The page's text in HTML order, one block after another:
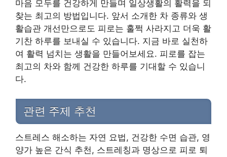
마음 모두를 건강하게 만들며 일상생활의 활력을 되
찾는 최고의 방법입니다. 앞서 소개한 차 종류와 생
활습관 개선만으로도 피로는 훌쩍 사라지고 더욱 활
기찬 하루를 보내실 수 있습니다. 지금 바로 실천하
여 활력 넘치는 생활을 만들어보세요. 피로를 잡는
최고의 차와 함께 건강한 하루를 기대할 수 있습니
다.
관련 주제 추천
스트레스 해소하는 자연 요법, 건강한 수면 습관, 영
양가 높은 간식 추천, 스트레칭과 명상으로 피로 퇴